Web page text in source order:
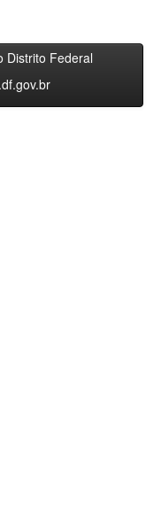
Distrito Federal